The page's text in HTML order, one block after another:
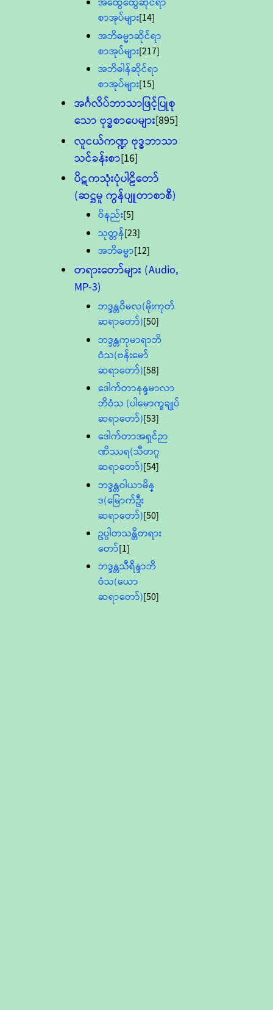
စာအုပ်များ[14]
အဘိဓမ္မာဆိုင်ရာ
စာအုပ်များ[217]
အဘိဓါန်ဆိုင်ရာ
စာအုပ်များ[15]
အင်္ဂလိပ်ဘာသာဖြင့်ပြုစု
သော ဗုဒ္ဓစာပေများ[895]
လူငယ်ကဏ္ဍ ဗုဒ္ဓဘာသာ
သင်ခန်းစာ[16]
ပိဋကသုံးပုံပါဠိတော်
(ဆဋ္ဌမူ ကွန်ပျူတာစာစီ)
ဝိနည်း[5]
သုတ္တန်[23]
အဘိဓမ္မာ[12]
တရားတော်များ (Audio,
MP-3)
ဘဒ္ဒန္တဝိမလ(မိုးကုတ်
ဆရာတော်)[50]
ဘဒ္ဒန္တကုမာရာဘိ
ဝံသ(ဗန်းမော်
ဆရာတော်)[58]
ဒေါက်တာနန္ဒမာလာ
ဘိဝံသ (ပါမောက္ခချုပ်
ဆရာတော်)[53]
ဒေါက်တာအရှင်ဉာ
ဏိဿရ(သီတဂူ
ဆရာတော်)[54]
ဘဒ္ဒန္တဝါယာမိန္
ဒ(မြောက်ဦး
ဆရာတော်)[50]
ဥပ္ပါတသန္တိတရား
တော်[1]
ဘဒ္ဒန္တသီရိန္ဒာဘိ
ဝံသ(ယော
ဆရာတော်)[50]